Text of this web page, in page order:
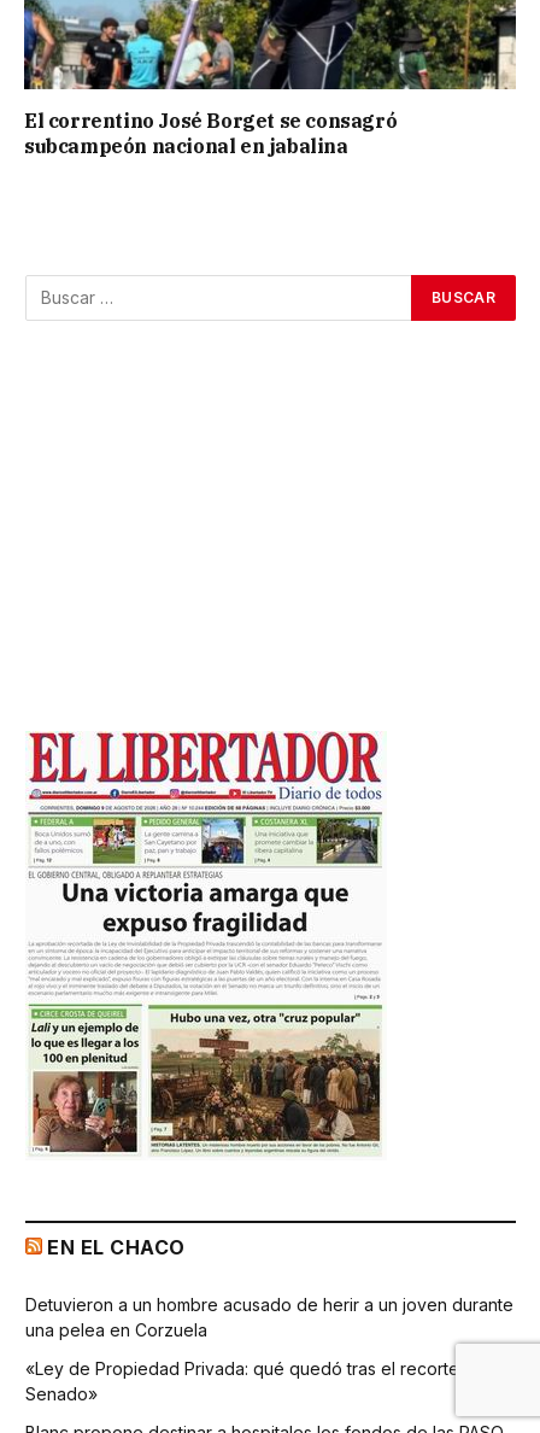
El correntino José Borget se consagró
subcampeón nacional en jabalina
EN EL CHACO
Detuvieron a un hombre acusado de herir a un joven durante
una pelea en Corzuela
«Ley de Propiedad Privada: qué quedó tras el recorte del
Senado»